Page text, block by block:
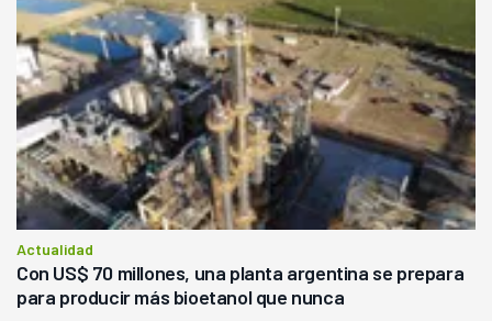
Actualidad
Con US$ 70 millones, una planta argentina se prepara
para producir más bioetanol que nunca